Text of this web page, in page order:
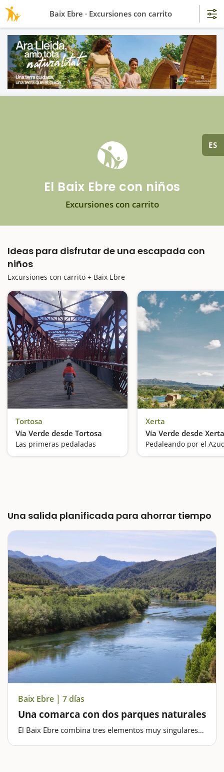
ES
El Baix Ebre con niños
Excursiones con carrito
Ideas para disfrutar de una escapada con
niños
Excursiones con carrito + Baix Ebre
Tortosa
Vía Verde desde Tortosa
Las primeras pedaladas
Xerta
Vía Verde desde Xerta
Pedaleando por el
Una salida planificada para ahorrar tiempo
Baix Ebre | 7 días
Una comarca con dos parques naturales
El Baix Ebre combina tres elementos muy singulares
Baix Ebre · Excursiones con carrito